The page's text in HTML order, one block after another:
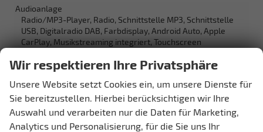
Audioanlage
Radio/MP3-Player, Radio, Schnittstelle MP3, Schnittstelle
USB, Digitalradio DAB, Farbdisplay, Android Auto, Apple
CarPlay, Musikstreaming integriert, Touchscreen
Bordcomputer
Internetanbindung
vorhanden
Navigationssystem
Navigation, Navigationsvorbereitung
Telefon
Freisprecheinrichtung, Bluetooth
Wir respektieren Ihre Privatsphäre
Unsere Website setzt Cookies ein, um unsere Dienste für
Sie bereitzustellen. Hierbei berücksichtigen wir Ihre
Auswahl und verarbeiten nur die Daten für Marketing,
Analytics und Personalisierung, für die Sie uns Ihr